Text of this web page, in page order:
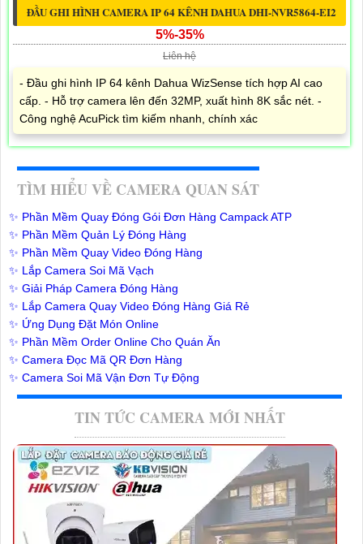
ĐẦU GHI HÌNH CAMERA IP 64 KÊNH DAHUA DHI-NVR5864-EI2
5%-35%
Liên hệ
- Đầu ghi hình IP 64 kênh Dahua WizSense tích hợp AI cao
cấp. - Hỗ trợ camera lên đến 32MP, xuất hình 8K sắc nét. -
Công nghệ AcuPick tìm kiếm nhanh, chính xác
TÌM HIỂU VỀ CAMERA QUAN SÁT
✨ Phần Mềm Quay Đóng Gói Đơn Hàng Campack ATP
✨ Phần Mềm Quản Lý Đóng Hàng
✨ Phần Mềm Quay Video Đóng Hàng
✨ Lắp Camera Soi Mã Vạch
✨ Giải Pháp Camera Đóng Hàng
✨ Lắp Camera Quay Video Đóng Hàng Giá Rẻ
✨ Ứng Dụng Đặt Món Online
✨ Phần Mềm Order Online Cho Quán Ăn
✨ Camera Đọc Mã QR Đơn Hàng
✨ Camera Soi Mã Vận Đơn Tự Động
TIN TỨC CAMERA MỚI NHẤT